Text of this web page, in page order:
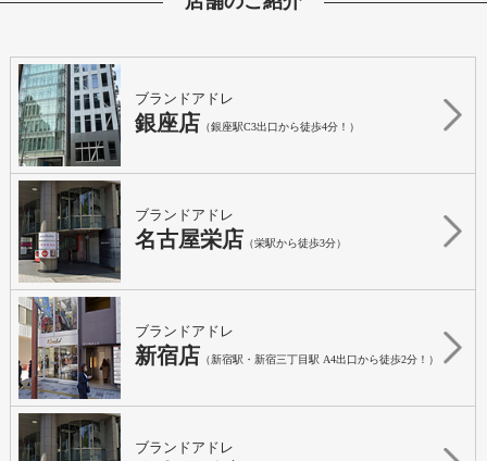
ブランドアドレ
銀座店 （銀座駅C3出口から徒歩4分！）
ブランドアドレ
名古屋栄店 （栄駅から徒歩3分）
ブランドアドレ
新宿店 （新宿駅・新宿三丁目駅 A4出口から徒歩2分！）
ブランドアドレ